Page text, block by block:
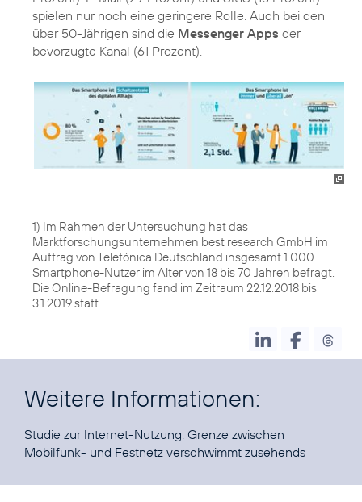
spielen nur noch eine geringere Rolle. Auch bei den
über 50-Jährigen sind die Messenger Apps der
bevorzugte Kanal (61 Prozent).
1) Im Rahmen der Untersuchung hat das
Marktforschungsunternehmen best research GmbH im
Auftrag von Telefónica Deutschland insgesamt 1.000
Smartphone-Nutzer im Alter von 18 bis 70 Jahren befragt.
Die Online-Befragung fand im Zeitraum 22.12.2018 bis
3.1.2019 statt.
Weitere Informationen:
Studie zur Internet-Nutzung: Grenze zwischen
Mobilfunk- und Festnetz verschwimmt zusehends